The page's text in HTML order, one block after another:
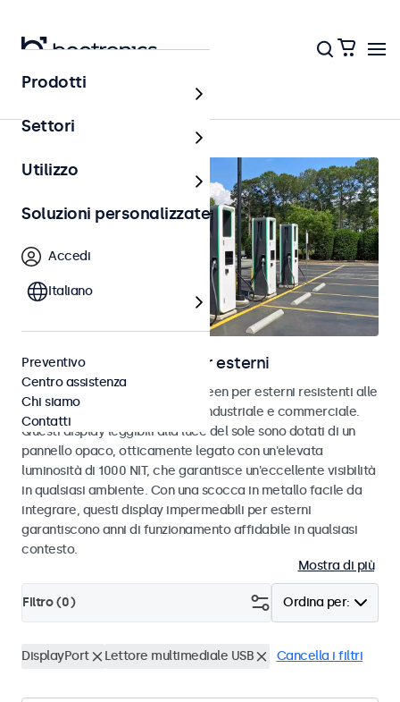
Home
Monitor touchscreen per esterni
Scopri i nostri monitor touchscreen per esterni resistenti alle
intemperie, progettati per uso industriale e commerciale.
Questi display leggibili alla luce del sole sono dotati di un
pannello opaco, otticamente legato con un'elevata
luminosità di 1000 NIT, che garantisce un'eccellente visibilità
in qualsiasi ambiente. Con una scocca in metallo facile da
integrare, questi display impermeabili per esterni
garantiscono anni di funzionamento affidabile in qualsiasi
contesto.
Mostra di più
Ordina per:
Filtro (0)
DisplayPort Lettore multimediale USB Cancella i filtri
Prodotti
Settori
Utilizzo
Soluzioni personalizzate
Accedi
Italiano
Preventivo
Centro assistenza
Chi siamo
Contatti